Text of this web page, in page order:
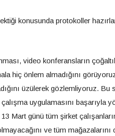
konusunda protokoller
video konferansların
hiç önlem almadığını
üzülerek gözlemliyoruz. Bu
uygulamasını başarıyla
Mart günü tüm şirket
ve tüm mağazalarını